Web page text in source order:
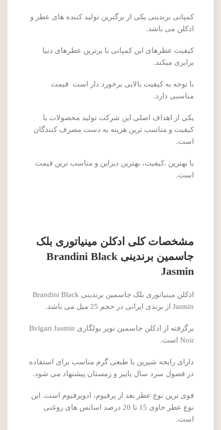
کمپانی برندینی یکی از برگترین تولید کننده های عطر و
ادکلن می باشد.
کیفیت عطرهای این کمپانی با برترین عطرهای دنیا
برابری میکند.
با توجه به کیفیت بالایی برخورد دار است قیمت
مناسبی دارد.
یکی از اهداف اصلی این شرکت تولید محصولات با
کیفیت و مناسب ترین هزینه به دست مصرف کنندگان
است.
با بهترین .کیفیت، بهترین دیزاین و مناسب ترین قیمت
است.
مشخصات کلی ادکلن مینیاتوری بلک
جاسمین برندینی Brandini Black
Jasmin
ادکلن مینیاتوری بلک جاسمین برندینی Brandini Black
Jasmin از برندی ایرانی در حجم 25 میل می باشد.
برگرفته از ادکلن جاسمین نویر بولگاری Bvlgari Jasmin
Noir است.
دارای رایحه شیرین با طبعی گرم مناسب برای استفاده
در فصول سرد سال پاییز و زمستان پیشنهاد می شود.
قوی ترین نوع عطر بعد از پرفیوم، ادوپرفیوم است. این
نوع عطر حاوی 15 تا 20 درصد اسانس های روغنی
است.